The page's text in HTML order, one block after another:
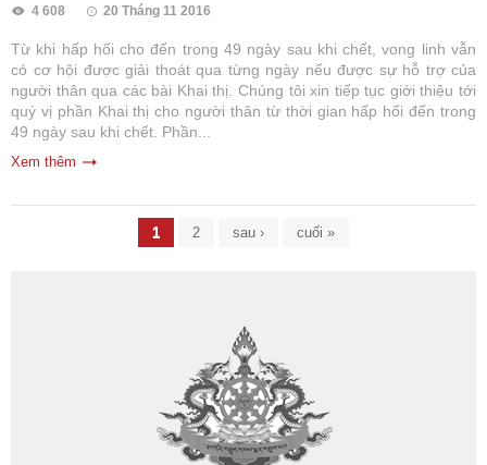
4 608 20 Tháng 11 2016
Từ khi hấp hối cho đến trong 49 ngày sau khi chết, vong linh vẫn
có cơ hội được giải thoát qua từng ngày nếu được sự hỗ trợ của
người thân qua các bài Khai thị. Chúng tôi xin tiếp tục giới thiệu tới
quý vị phần Khai thị cho người thân từ thời gian hấp hối đến trong
49 ngày sau khi chết. Phần...
Xem thêm
1 2 sau › cuối »